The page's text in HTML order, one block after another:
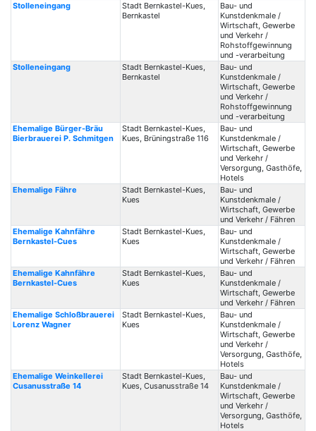
Stolleneingang
Stadt Bernkastel-Kues,
Bernkastel
Bau- und
Kunstdenkmale /
Wirtschaft, Gewerbe
und Verkehr /
Rohstoffgewinnung
und -verarbeitung
Stolleneingang
Stadt Bernkastel-Kues,
Bernkastel
Bau- und
Kunstdenkmale /
Wirtschaft, Gewerbe
und Verkehr /
Rohstoffgewinnung
und -verarbeitung
Ehemalige Bürger-Bräu
Bierbrauerei P. Schmitgen
Stadt Bernkastel-Kues,
Kues, Brüningstraße 116
Bau- und
Kunstdenkmale /
Wirtschaft, Gewerbe
und Verkehr /
Versorgung, Gasthöfe,
Hotels
Ehemalige Fähre
Stadt Bernkastel-Kues,
Kues
Bau- und
Kunstdenkmale /
Wirtschaft, Gewerbe
und Verkehr / Fähren
Ehemalige Kahnfähre
Bernkastel-Cues
Stadt Bernkastel-Kues,
Kues
Bau- und
Kunstdenkmale /
Wirtschaft, Gewerbe
und Verkehr / Fähren
Ehemalige Kahnfähre
Bernkastel-Cues
Stadt Bernkastel-Kues,
Kues
Bau- und
Kunstdenkmale /
Wirtschaft, Gewerbe
und Verkehr / Fähren
Ehemalige Schloßbrauerei
Lorenz Wagner
Stadt Bernkastel-Kues,
Kues
Bau- und
Kunstdenkmale /
Wirtschaft, Gewerbe
und Verkehr /
Versorgung, Gasthöfe,
Hotels
Ehemalige Weinkellerei
Cusanusstraße 14
Stadt Bernkastel-Kues,
Kues, Cusanusstraße 14
Bau- und
Kunstdenkmale /
Wirtschaft, Gewerbe
und Verkehr /
Versorgung, Gasthöfe,
Hotels